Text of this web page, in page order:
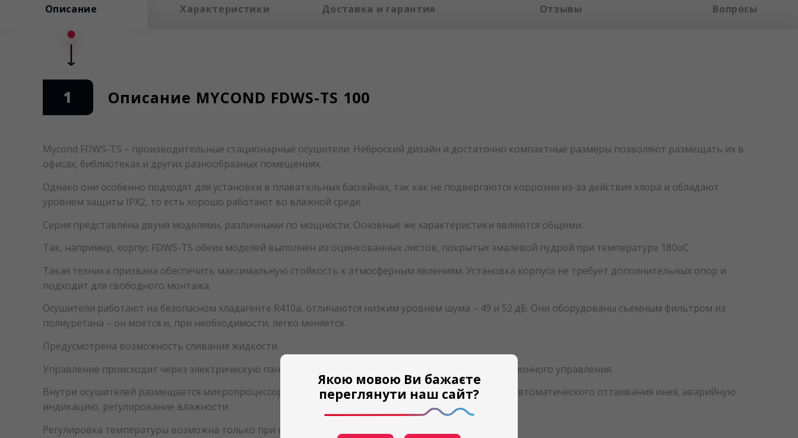
Описание Характеристики Доставка и гарантия Отзывы Вопросы
1 Описание MYCOND FDWS-TS 100
Mycond FDWS-TS – производительные стационарные осушители. Неброский дизайн и достаточно компактные размеры позволяют размещать их в
офисах, библиотеках и других разнообразных помещениях.
Однако они особенно подходят для установки в плавательных бассейнах, так как не подвергаются коррозии из-за действия хлора и обладают
уровнем защиты IPX2, то есть хорошо работают во влажной среде.
Серия представлена двумя моделями, различными по мощности. Основные же характеристики являются общими.
Так, например, корпус FDWS-TS обеих моделей выполнен из оцинкованных листов, покрытых эмалевой пудрой при температуре 180оС.
Такая техника призвана обеспечить максимальную стойкость к атмосферным явлениям. Установка корпуса не требует дополнительных опор и
подходит для свободного монтажа.
Осушители работают на безопасном хладагенте R410a, отличаются низким уровнем шума – 49 и 52 дБ. Они оборудованы съемным фильтром из
полиуретана – он моется и, при необходимости, легко меняется.
Предусмотрена возможность сливания жидкости.
Управление происходит через электрическую панель, которая состоит из платы и клеммы дистанционного управления.
Внутри осушителей размещается микропроцессор, отвечающий за общий режим работы, систему автоматического оттаивания инея, аварийную
индикацию, регулирование влажности.
Регулировка температуры возможна только при присоединении змеевика горячей воды.
Якою мовою Ви бажаєте
переглянути наш сайт?